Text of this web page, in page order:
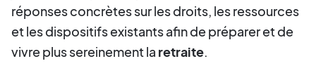
réponses concrètes sur les droits, les ressources
et les dispositifs existants afin de préparer et de
vivre plus sereinement la retraite.